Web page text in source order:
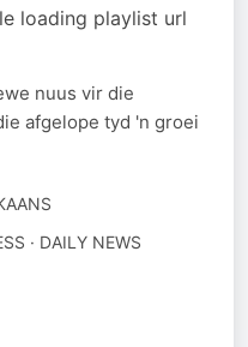
loading playlist url
nuus vir die
afgelope tyd 'n groei
· DAILY NEWS